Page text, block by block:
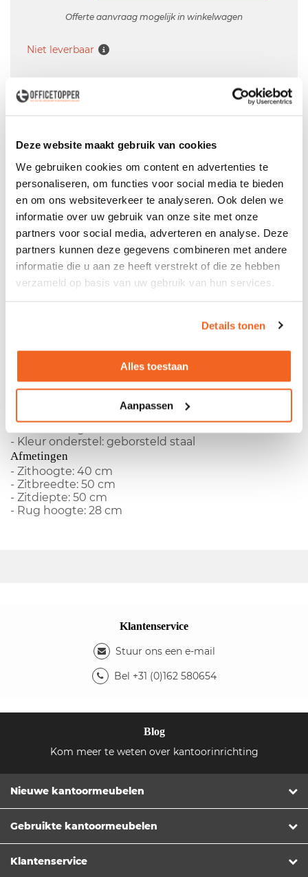
Deze website maakt gebruik van cookies
We gebruiken cookies om content en advertenties te
personaliseren, om functies voor social media te bieden
en om ons websiteverkeer te analyseren. Ook delen we
informatie over uw gebruik van onze site met onze
partners voor social media, adverteren en analyse. Deze
partners kunnen deze gegevens combineren met andere
informatie die u aan ze heeft verstrekt of die ze hebben
verzameld op basis van uw gebruik van hun services.
Details tonen
Alles toestaan
Aanpassen
Offerte aanvraag mogelijk in winkelwagen
Niet leverbaar
Voor zowel ParticulieralsZakelijk
ProfessioneleBezorg- en Montageservice
Productspecificaties
Gebruikte Girsberger fauteuil
- Gestoffeerde zitting
- Gestoffeerde armleggers
- Kleur onderstel: geborsteld staal
Afmetingen
- Zithoogte: 40 cm
- Zitbreedte: 50 cm
- Zitdiepte: 50 cm
- Rug hoogte: 28 cm
Klantenservice
Stuur ons een e-mail
Bel +31 (0)162 580654
Blog
Kom meer te weten over kantoorinrichting
Nieuwe kantoormeubelen
Gebruikte kantoormeubelen
Klantenservice